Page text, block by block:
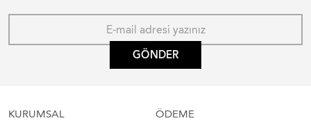
GÖNDER
KURUMSAL ÖDEME